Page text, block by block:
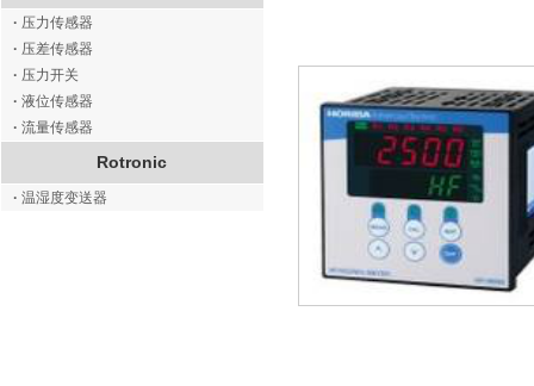
· 压力传感器
· 压差传感器
· 压力开关
· 液位传感器
· 流量传感器
Rotronic
· 温湿度变送器